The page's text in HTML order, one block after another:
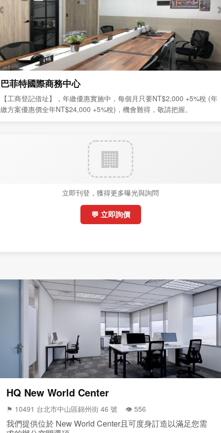
巴菲特國際商務中心
【工商登記借址】，年繳優惠實施中，每個月只要NT$2,000 +5%稅 (年
繳方案優惠價全年NT$24,000 +5%稅)，機會難得，敬請把握。
立即刊登，獲得更多曝光與詢問
💬 立即詢價
HQ New World Center
⚑ 10491 台北市中山區錦州街 46 號 👁️‍ 556
我們提供位於 New World Center且可度身訂造以滿足您需